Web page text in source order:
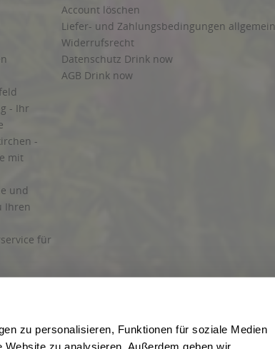
zu personalisieren, Funktionen für soziale Medien
zu analysieren. Außerdem geben wir
- Ihr
-
mit
und
Ihren
für
Account löschen
Liefer- und Zahlungsbedingungen allgemein
Widerrufsrecht
Datenschutz Drink now
AGB Drink now